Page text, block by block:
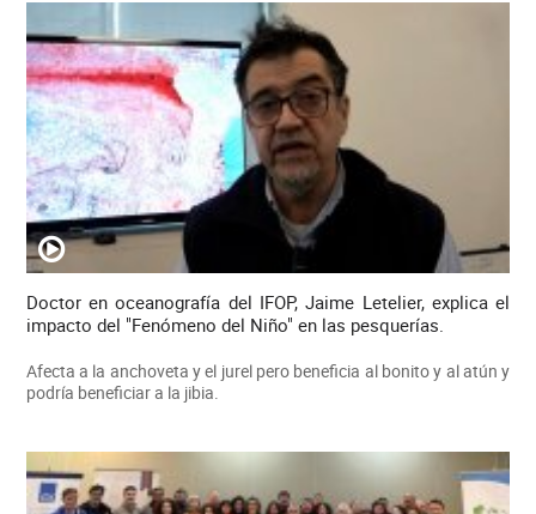
Doctor en oceanografía del IFOP, Jaime Letelier, explica el
impacto del "Fenómeno del Niño" en las pesquerías.
Afecta a la anchoveta y el jurel pero beneficia al bonito y al atún y
podría beneficiar a la jibia.